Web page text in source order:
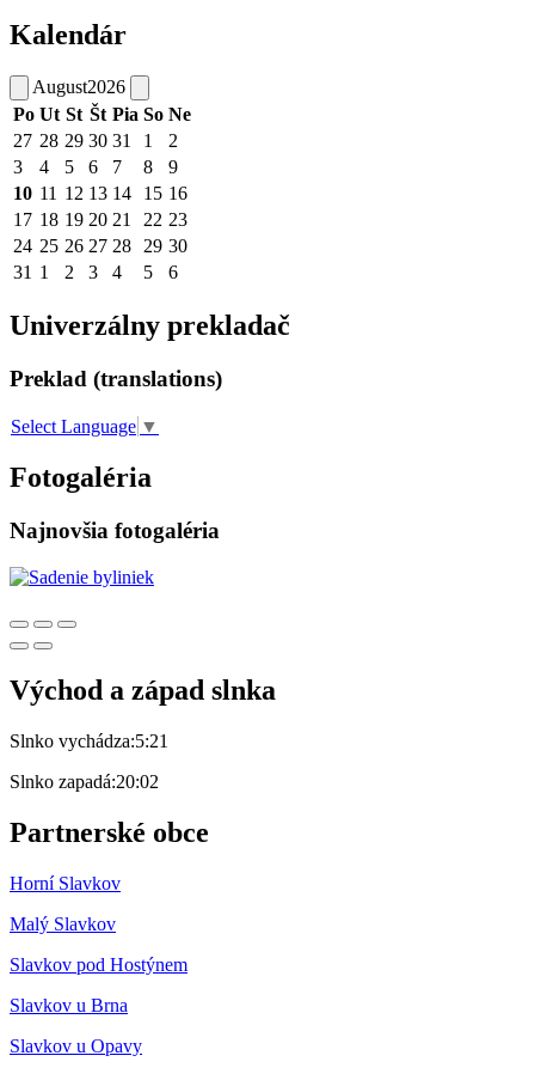
Kalendár
August2026
Po Ut St Št Pia So Ne
27 28 29 30 31 1
2
3
4 5 6 7 8
9
10 11 12 13 14 15 16
17 18 19 20 21 22 23
24 25 26 27 28 29 30
31 1 2 3 4 5 6
Univerzálny prekladač
Preklad (translations)
Select Language ▼
Fotogaléria
Najnovšia fotogaléria
Východ a západ slnka
Slnko vychádza:5:21
Slnko zapadá:20:02
Partnerské obce
Horní Slavkov
Malý Slavkov
Slavkov pod Hostýnem
Slavkov u Brna
Slavkov u Opavy